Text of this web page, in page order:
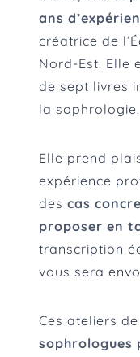
ans
créatrice de
Nord-Est. Elle
de sept livres
la sophrologie.
Elle prend
expérience
des cas
proposer en
transcription
vous sera
Ces ateliers
sophrologues